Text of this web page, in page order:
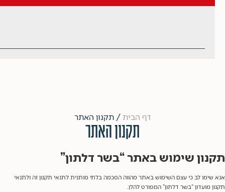
דף הבית/תקנון האתר
תקנון האתר
שימוש באתר “בשר דלתון”
לב כי עצם השימוש באתר מהווה הסכמה בלתי מותנית לתנאי תקנון זה ולתנאי
מועדון “בשר דלתון” המפורט להלן.